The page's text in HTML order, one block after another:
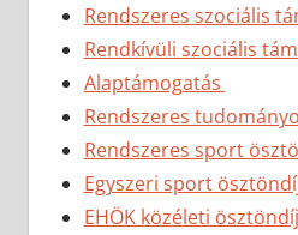
Rendszeres szociális
Rendkívüli szociális
Alaptámogatás
Rendszeres
Rendszeres sport
Egyszeri sport
EHÖK közéleti ösztöndíj